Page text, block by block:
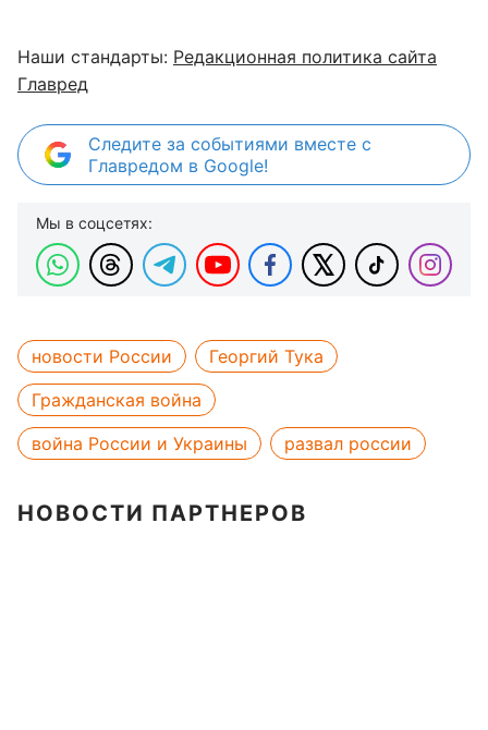
Наши стандарты: Редакционная политика сайта
Главред
Следите за событиями вместе с
Главредом в Google!
Мы в соцсетях:
новости России
Георгий Тука
Гражданская война
война России и Украины
развал россии
НОВОСТИ ПАРТНЕРОВ